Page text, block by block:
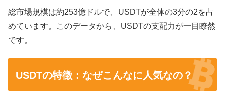
総市場規模は約253億ドルで、USDTが全体の3分の2を占
めています。このデータから、USDTの支配力が一目瞭然
です。
USDTの特徴：なぜこんなに人気なの？